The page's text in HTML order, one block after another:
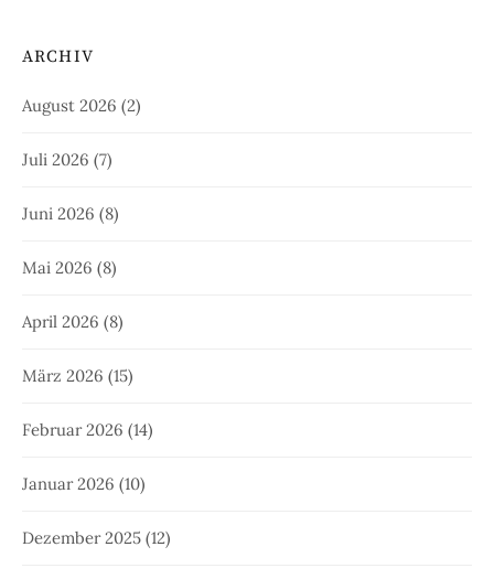
ARCHIV
August 2026 (2)
Juli 2026 (7)
Juni 2026 (8)
Mai 2026 (8)
April 2026 (8)
März 2026 (15)
Februar 2026 (14)
Januar 2026 (10)
Dezember 2025 (12)